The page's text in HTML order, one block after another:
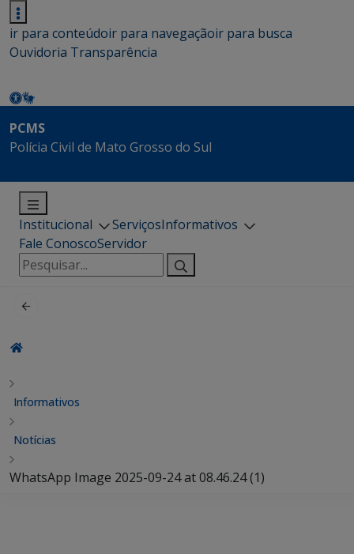
ir para conteúdoir para navegaçãoir para busca
Ouvidoria Transparência
PCMS
Polícia Civil de Mato Grosso do Sul
Institucional ServiçosInformativos
Fale ConoscoServidor
Pesquisar
por:
Informativos
Notícias
WhatsApp Image 2025-09-24 at 08.46.24 (1)